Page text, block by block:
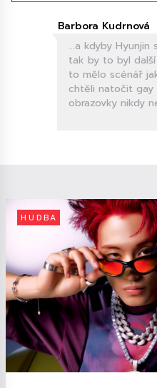
Barbora Kudrnová
...a kdyby
tak by to byl
to mělo scénář
chtěli natočit
obrazovky nikdy
HUDBA